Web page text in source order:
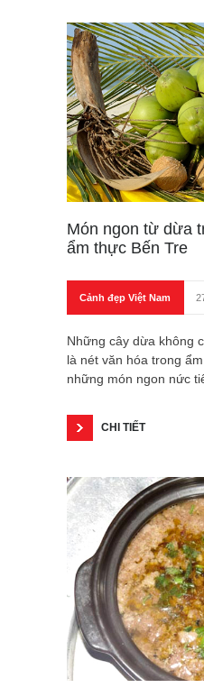
Món ngon từ dừa
ẩm thực Bến Tre
Cảnh đẹp Việt Nam
Những cây dừa không
là nét văn hóa trong
những món ngon nức
CHI TIẾT